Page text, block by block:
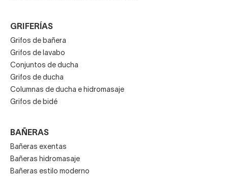
GRIFERÍAS
Grifos de bañera
Grifos de lavabo
Conjuntos de ducha
Grifos de ducha
Columnas de ducha e hidromasaje
Grifos de bidé
BAÑERAS
Bañeras exentas
Bañeras hidromasaje
Bañeras estilo moderno